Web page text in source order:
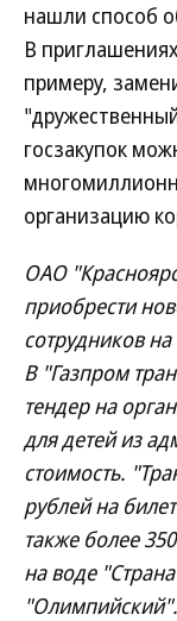
нашли способ
В
примеру,
госзакупок
организацию
ОАО
приобрести
сотрудников
В "Газпром
тендер на
для детей из
стоимость.
рублей на
также более
на воде
"Олимпийский".